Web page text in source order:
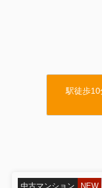
駅徒歩
中古マンション NEW